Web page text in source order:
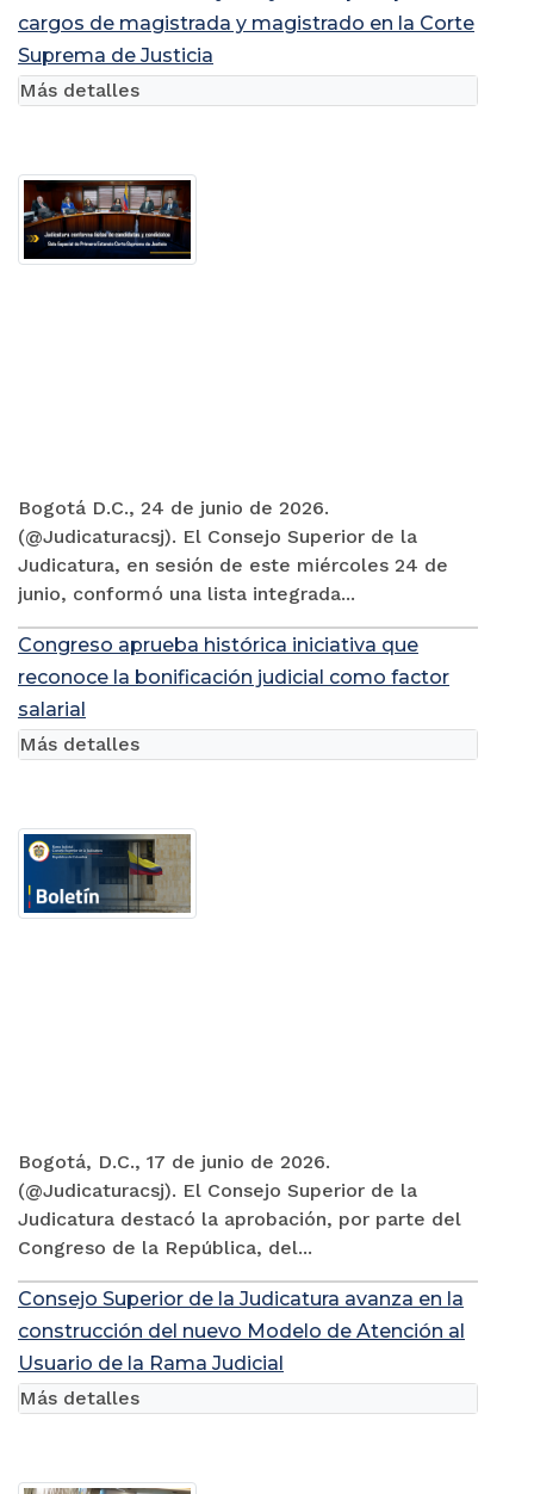
cargos de magistrada y magistrado en la Corte
Suprema de Justicia
Bogotá D.C., 24 de junio de 2026.
(@Judicaturacsj). El Consejo Superior de la
Judicatura, en sesión de este miércoles 24 de
junio, conformó una lista integrada...
Más detalles
Congreso aprueba histórica iniciativa que
reconoce la bonificación judicial como factor
salarial
Bogotá, D.C., 17 de junio de 2026.
(@Judicaturacsj). El Consejo Superior de la
Judicatura destacó la aprobación, por parte del
Congreso de la República, del...
Más detalles
Consejo Superior de la Judicatura avanza en la
construcción del nuevo Modelo de Atención al
Usuario de la Rama Judicial
Más detalles